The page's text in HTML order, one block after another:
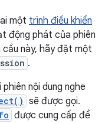
một trình điều khiển
động phát của phiên
cầu này, hãy đặt một
.
nội dung nghe
sẽ được gọi.
được cung cấp để